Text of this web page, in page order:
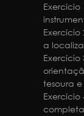
a
tesoura